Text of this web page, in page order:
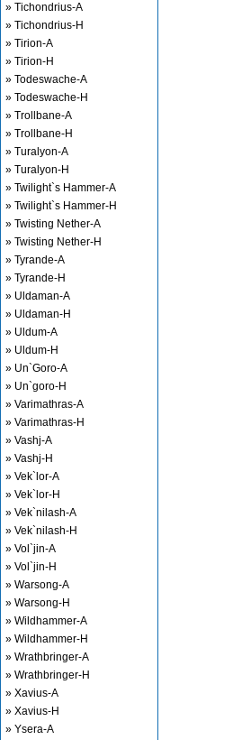
» Tichondrius-A
» Tichondrius-H
» Tirion-A
» Tirion-H
» Todeswache-A
» Todeswache-H
» Trollbane-A
» Trollbane-H
» Turalyon-A
» Turalyon-H
» Twilight`s Hammer-A
» Twilight`s Hammer-H
» Twisting Nether-A
» Twisting Nether-H
» Tyrande-A
» Tyrande-H
» Uldaman-A
» Uldaman-H
» Uldum-A
» Uldum-H
» Un`Goro-A
» Un`goro-H
» Varimathras-A
» Varimathras-H
» Vashj-A
» Vashj-H
» Vek`lor-A
» Vek`lor-H
» Vek`nilash-A
» Vek`nilash-H
» Vol`jin-A
» Vol`jin-H
» Warsong-A
» Warsong-H
» Wildhammer-A
» Wildhammer-H
» Wrathbringer-A
» Wrathbringer-H
» Xavius-A
» Xavius-H
» Ysera-A